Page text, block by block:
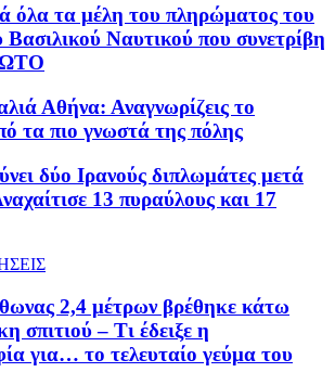
όλα τα μέλη του πληρώματος του
Βασιλικού Ναυτικού που συνετρίβη
Αθήνα: Αναγνωρίζεις το
τα πιο γνωστά της πόλης
δύο Ιρανούς διπλωμάτες μετά
13 πυραύλους και 17
2,4 μέτρων βρέθηκε κάτω
σπιτιού – Τι έδειξε η
για… το τελευταίο γεύμα του